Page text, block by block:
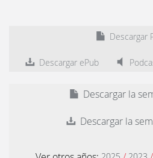
Descargar
Descargar ePub
Descargar la
Descargar la